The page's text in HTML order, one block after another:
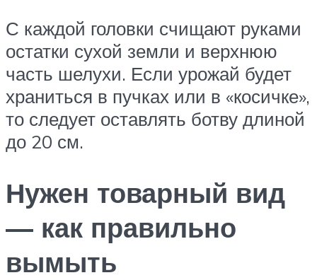
С каждой головки счищают руками
остатки сухой земли и верхнюю
часть шелухи. Если урожай будет
храниться в пучках или в «косичке»,
то следует оставлять ботву длиной
до 20 см.
Нужен товарный вид
— как правильно
вымыть